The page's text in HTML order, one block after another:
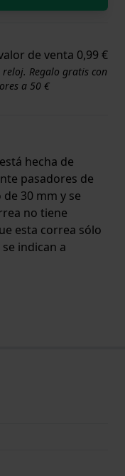
de venta 0,99 €
Regalo gratis con
a 50 €
hecha de
pasadores de
30 mm y se
no tiene
esta correa sólo
indican a